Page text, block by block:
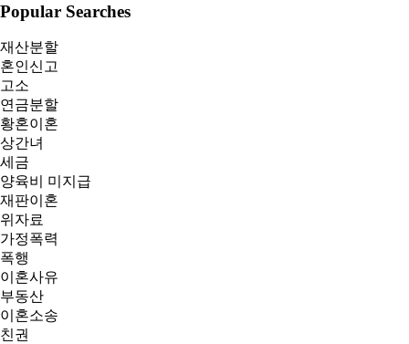
Popular Searches
재산분할
혼인신고
고소
연금분할
황혼이혼
상간녀
세금
양육비 미지급
재판이혼
위자료
가정폭력
폭행
이혼사유
부동산
이혼소송
친권